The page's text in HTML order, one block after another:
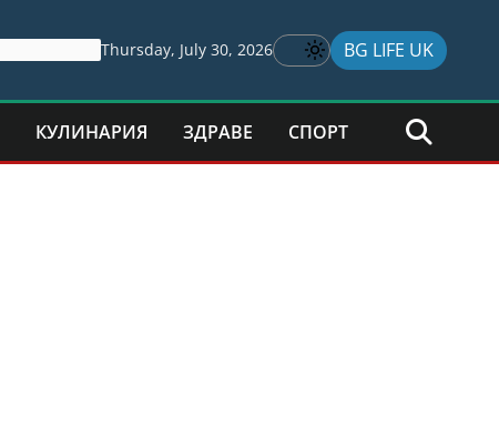
Thursday, July 30, 2026 BG LIFE UK
КУЛИНАРИЯ ЗДРАВЕ СПОРТ